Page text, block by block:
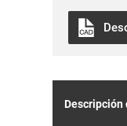
Descripción